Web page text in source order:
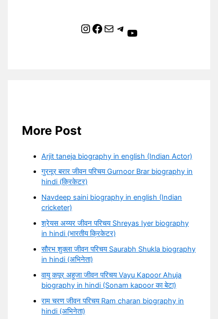
Instagram Facebook Mail Telegram YouTube
More Post
Arjit taneja biography in english (Indian Actor)
गुरनूर बरार जीवन परिचय Gurnoor Brar biography in
hindi (क्रिकेटर)
Navdeep saini biography in english (Indian
cricketer)
श्रेयस अय्यर जीवन परिचय Shreyas Iyer biography
in hindi (भारतीय क्रिकेटर)
सौरभ शुक्ला जीवन परिचय Saurabh Shukla biography
in hindi (अभिनेता)
वायु कपूर अहूजा जीवन परिचय Vayu Kapoor Ahuja
biography in hindi (Sonam kapoor का बेटा)
राम चरण जीवन परिचय Ram charan biography in
hindi (अभिनेता)